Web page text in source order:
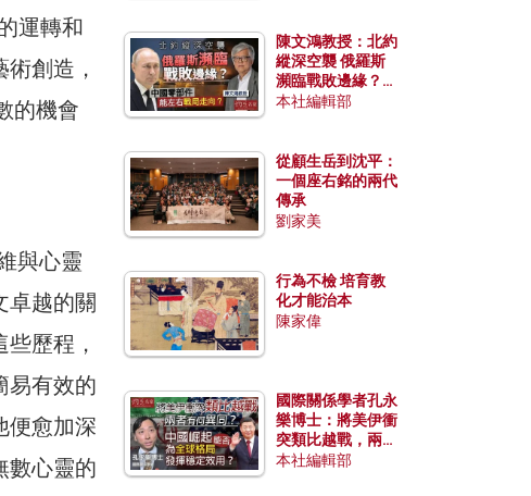
運轉和
創造，
的機會
與心靈
卓越的關
歷程，
易有效的
便愈加深
數心靈的
陳文鴻教授：北約
縱深空襲 俄羅斯
瀕臨戰敗邊緣？中
國零部件能左右戰
本社編輯部
從顧生岳到沈平：
一個座右銘的兩代
傳承
劉家美
行為不檢 培育教
化才能治本
陳家偉
國際關係學者孔永
樂博士：將美伊衝
突類比越戰，兩者
有何異同？中國崛
本社編輯部